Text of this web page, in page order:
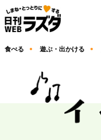
食べる 遊ぶ・出かける